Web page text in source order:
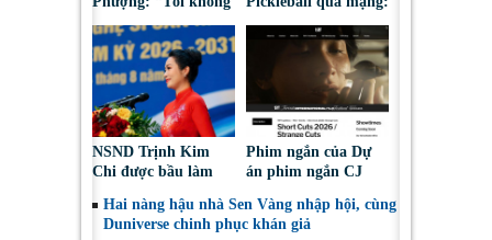
những gì mình đã
chọn”
đoạt tài sản
NSND Trịnh Kim
Chi được bầu làm
Nghệ sĩ Sân khấu
Việt Nam
Phim ngắn của Dự
án phim ngắn CJ
tại LHP quốc tế
Toronto 2026
Hai nàng hậu nhà Sen Vàng nhập hội, cùng
Duniverse chinh phục khán giả